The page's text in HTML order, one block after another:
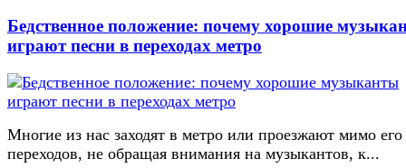
Бедственное положение: почему хорошие
играют песни в переходах метро
Многие из нас заходят в метро или проезжают мимо его
переходов, не обращая внимания на музыкантов, к...